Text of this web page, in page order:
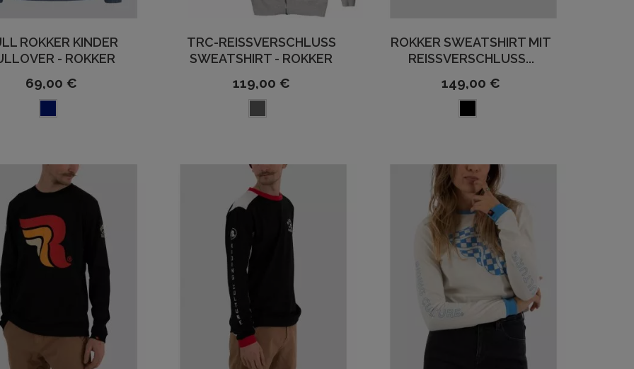
ROKKER KINDER
- ROKKER
69,00 €
TRC-REISSVERSCHLUSS S
WEATSHIRT - ROKKER
119,00 €
ROKKER SWEATSHIRT MIT
REISSVERSCHLUSS...
149,00 €